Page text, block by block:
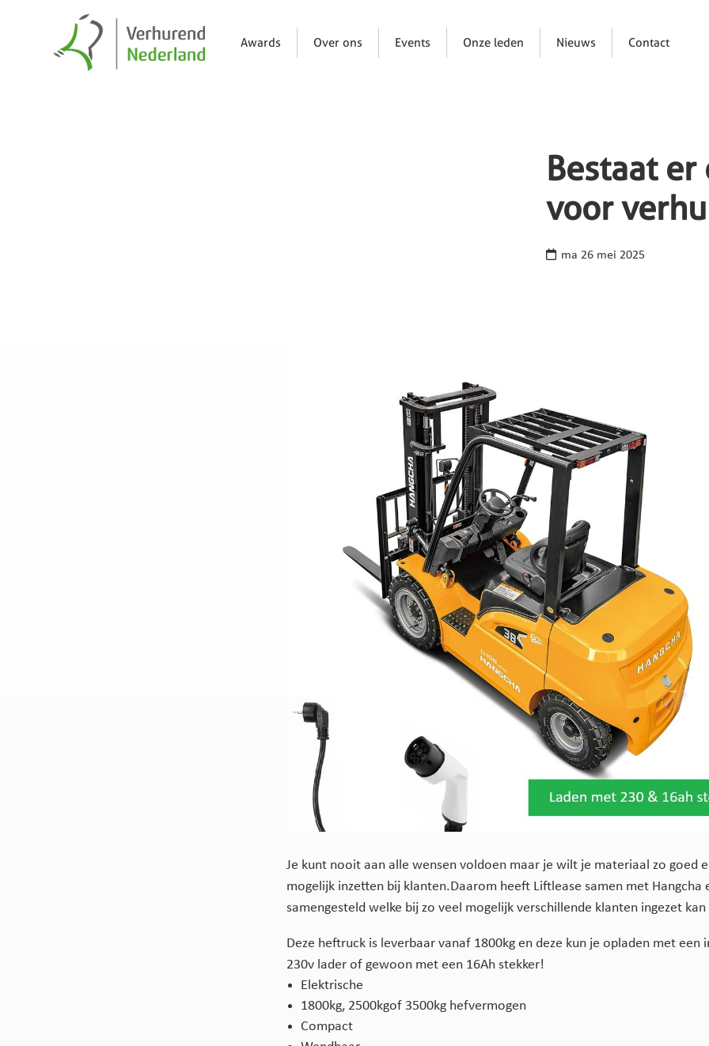
Awards Over ons Events Onze leden Nieuws Contact
Bestaat
voor
ma 26 mei 2025
Je kunt nooit aan alle wensen voldoen maar je wilt je materiaal zo goed
mogelijk inzetten bij klanten.Daarom heeft Liftlease samen met Hangcha
samengesteld welke bij zo veel mogelijk verschillende klanten ingezet
Deze heftruck is leverbaar vanaf 1800kg en deze kun je opladen met een
230v lader of gewoon met een 16Ah stekker!
Elektrische
1800kg, 2500kgof 3500kg hefvermogen
Compact